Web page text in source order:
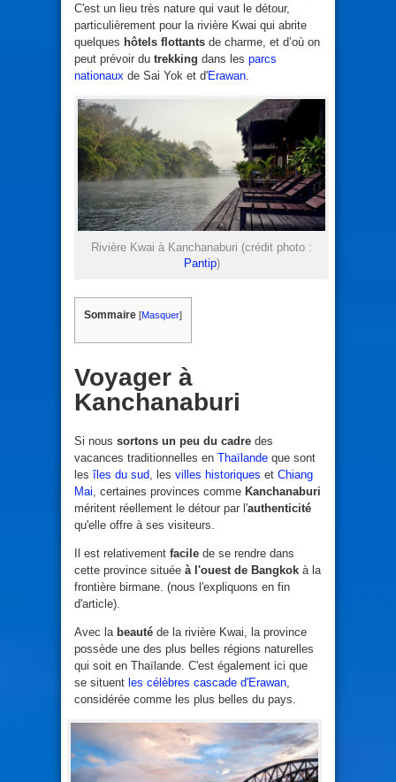
C'est un lieu très nature qui vaut le détour,
particulièrement pour la rivière Kwai qui abrite
quelques hôtels flottants de charme, et d’où on
peut prévoir du trekking dans les parcs
nationaux de Sai Yok et d'Erawan.
Rivière Kwai à Kanchanaburi (crédit photo :
Pantip)
Sommaire [Masquer]
Voyager à
Kanchanaburi
Si nous sortons un peu du cadre des
vacances traditionnelles en Thaïlande que sont
les îles du sud, les villes historiques et Chiang
Mai, certaines provinces comme Kanchanaburi
méritent réellement le détour par l'authenticité
qu'elle offre à ses visiteurs.
Il est relativement facile de se rendre dans
cette province située à l'ouest de Bangkok à la
frontière birmane. (nous l'expliquons en fin
d'article).
Avec la beauté de la rivière Kwai, la province
possède une des plus belles régions naturelles
qui soit en Thaïlande. C'est également ici que
se situent les célèbres cascade d'Erawan,
considérée comme les plus belles du pays.